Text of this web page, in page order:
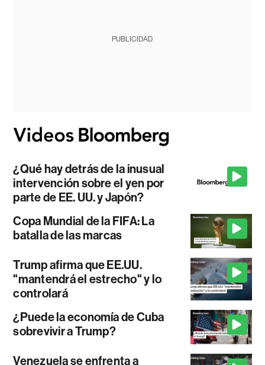
PUBLICIDAD
¿Qué hay detrás de la inusual
intervención sobre el yen por
parte de EE. UU. y Japón?
Copa Mundial de la FIFA: La
batalla de las marcas
Trump afirma que EE.UU.
"mantendrá el estrecho" y lo
controlará
¿Puede la economía de Cuba
sobrevivir a Trump?
Venezuela se enfrenta a